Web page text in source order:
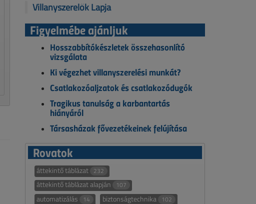
Villanyszerelők Lapja
Figyelmébe ajánljuk
Hosszabbítókészletek összehasonlító
vizsgálata
Ki végezhet villanyszerelési munkát?
Csatlakozóaljzatok és csatlakozódugók
Tragikus tanulság a karbantartás
hiányáról
Társasházak fővezetékeinek felújítása
Rovatok
áttekintő táblázat 232
áttekintő táblázat alapján 107
automatizálás 14 biztonságtechnika 102